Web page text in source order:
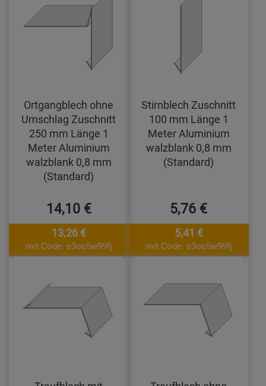
Ortgangblech ohne
Umschlag Zuschnitt
250 mm Länge 1
Meter Aluminium
walzblank 0,8 mm
(Standard)
14,10 €
13,26 €
mit Code: e3oc5w99fj
Stirnblech Zuschnitt
100 mm Länge 1
Meter Aluminium
walzblank 0,8 mm
(Standard)
5,76 €
5,41 €
mit Code: e3oc5w99fj